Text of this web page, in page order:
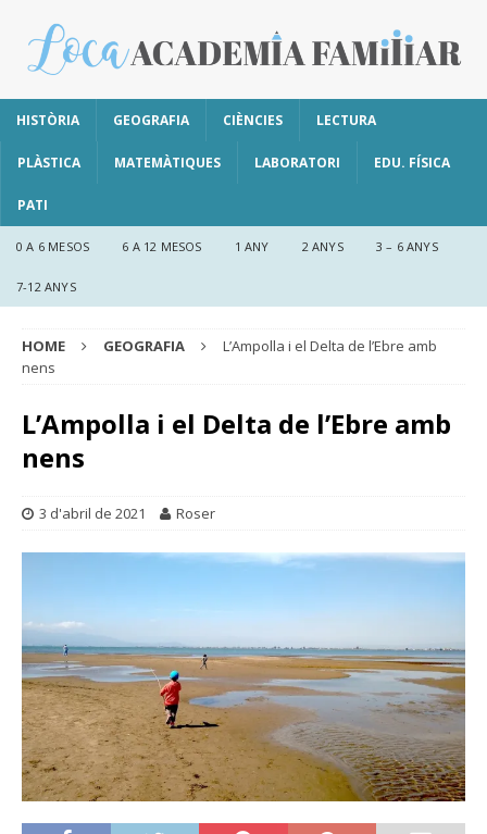
HISTÒRIA GEOGRAFIA CIÈNCIES LECTURA
PLÀSTICA MATEMÀTIQUES LABORATORI EDU. FÍSICA
PATI
0 A 6 MESOS 6 A 12 MESOS 1 ANY 2 ANYS 3 – 6 ANYS
7-12 ANYS
HOME GEOGRAFIA
L’Ampolla i el Delta de l’Ebre amb
nens
L’Ampolla i el Delta de l’Ebre amb
nens
3 d'abril de 2021 Roser